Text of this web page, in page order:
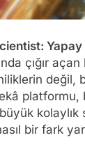
çığır
değil,
platformu,
kolaylık
bir fark